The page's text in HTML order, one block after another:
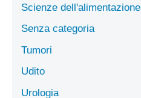
Scienze dell'alimentazione
Senza categoria
Tumori
Udito
Urologia